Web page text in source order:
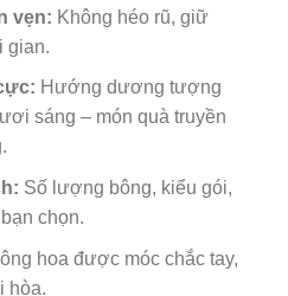
vẹn: Không héo rũ, giữ
gian.
Hướng dương tượng
sáng – món quà truyền
Số lượng bông, kiểu gói,
chọn.
hoa được móc chắc tay,
hòa.